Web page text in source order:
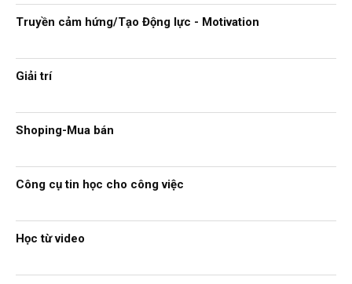
Truyền cảm hứng/Tạo Động lực - Motivation
Giải trí
Shoping-Mua bán
Công cụ tin học cho công việc
Học từ video